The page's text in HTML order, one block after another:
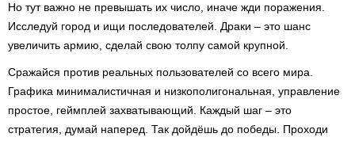
Но тут важно не превышать их число, иначе жди поражения.
Исследуй город и ищи последователей. Драки – это шанс
увеличить армию, сделай свою толпу самой крупной.
Сражайся против реальных пользователей со всего мира.
Графика минималистичная и низкополигональная, управление
простое, геймплей захватывающий. Каждый шаг – это
стратегия, думай наперед. Так дойдёшь до победы. Проходи